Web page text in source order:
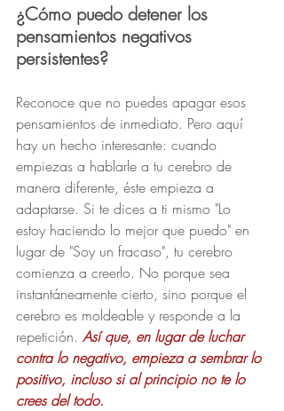
¿Cómo puedo detener los
pensamientos negativos
persistentes?
Reconoce que no puedes apagar esos
pensamientos de inmediato. Pero aquí
hay un hecho interesante: cuando
empiezas a hablarle a tu cerebro de
manera diferente, éste empieza a
adaptarse. Si te dices a ti mismo "Lo
estoy haciendo lo mejor que puedo" en
lugar de "Soy un fracaso", tu cerebro
comienza a creerlo. No porque sea
instantáneamente cierto, sino porque el
cerebro es moldeable y responde a la
repetición. Así que, en lugar de luchar
contra lo negativo, empieza a sembrar lo
positivo, incluso si al principio no te lo
crees del todo.